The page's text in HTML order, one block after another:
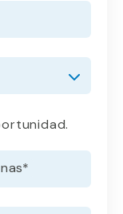
*